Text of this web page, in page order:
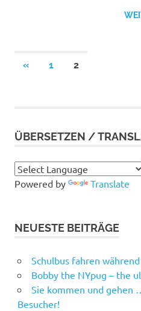
«VORHERIGE
1 2
ÜBERSETZEN /
Powered by Translate
NEUESTE BEITRÄGE
Schulbus fahren
Bobby the NYpug – the
Sie kommen und
Besucher!